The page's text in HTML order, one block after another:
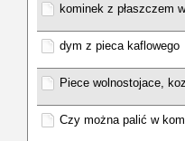
kominek z płaszczem
dym z pieca kaflowego
Piece wolnostojace,
Czy można palić w